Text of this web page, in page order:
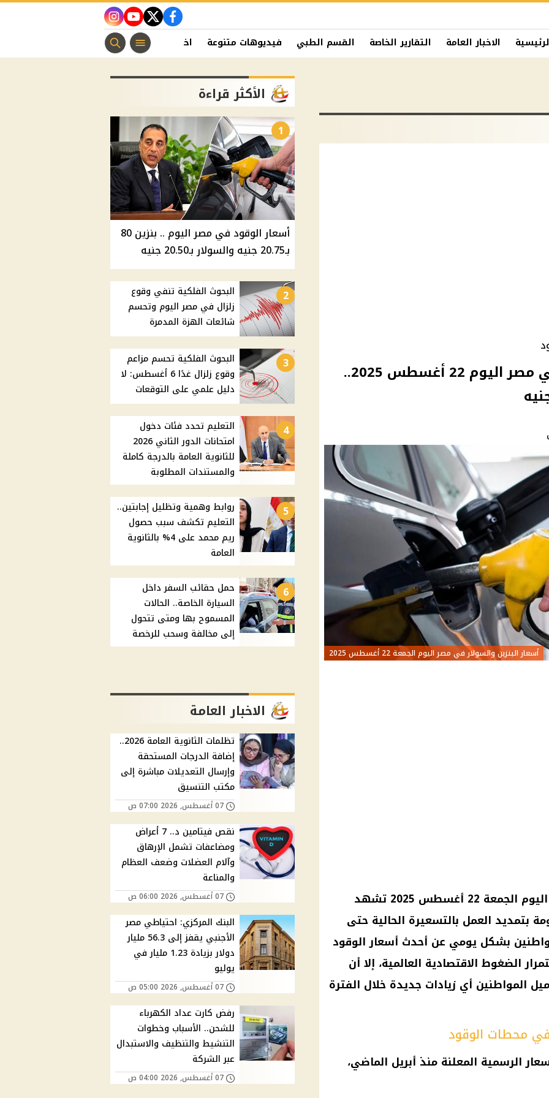
facebook
twitter
youtube
instagram
الاخبار العامة التقارير الخاصة القسم الطبي فيديوهات متنوعة اخبار الفن منوعات مسيحية
أسعار البنزين والسولار في مصر اليوم 22 أغسطس 2025..
أسعار البنزين والسولار في مصر اليوم الجمعة 22 أغسطس 2025
أسعار البنزين والسولار في مصر اليوم الجمعة 22 أغسطس 2025 تشهد
بتمديد العمل بالتسعيرة الحالية حتى
بشكل يومي عن أحدث أسعار الوقود
الضغوط الاقتصادية العالمية، إلا أن
المواطنين أي زيادات جديدة خلال الفترة
في محطات الوقود
الرسمية المعلنة منذ أبريل الماضي،
الأكثر قراءة
1
أسعار الوقود في مصر اليوم .. بنزين 80
بـ20.75 جنيه والسولار بـ20.50 جنيه
2
البحوث الفلكية تنفي وقوع
زلزال في مصر اليوم وتحسم
شائعات الهزة المدمرة
3
البحوث الفلكية تحسم مزاعم
وقوع زلزال غدًا 6 أغسطس: لا
دليل علمي على التوقعات
4
التعليم تحدد فئات دخول
امتحانات الدور الثاني 2026
للثانوية العامة بالدرجة كاملة
والمستندات المطلوبة
5
روابط وهمية وتظليل إجابتين..
التعليم تكشف سبب حصول
ريم محمد على 4% بالثانوية
العامة
6
حمل حقائب السفر داخل
السيارة الخاصة.. الحالات
المسموح بها ومتى تتحول
إلى مخالفة وسحب للرخصة
الاخبار العامة
تظلمات الثانوية العامة 2026..
إضافة الدرجات المستحقة
وإرسال التعديلات مباشرة إلى
مكتب التنسيق
07 أغسطس, 2026 07:00 ص
نقص فيتامين د.. 7 أعراض
ومضاعفات تشمل الإرهاق
وآلام العضلات وضعف العظام
والمناعة
07 أغسطس, 2026 06:00 ص
البنك المركزي: احتياطي مصر
الأجنبي يقفز إلى 56.3 مليار
دولار بزيادة 1.23 مليار في
يوليو
07 أغسطس, 2026 05:00 ص
رفض كارت عداد الكهرباء
للشحن.. الأسباب وخطوات
التنشيط والتنظيف والاستبدال
عبر الشركة
07 أغسطس, 2026 04:00 ص